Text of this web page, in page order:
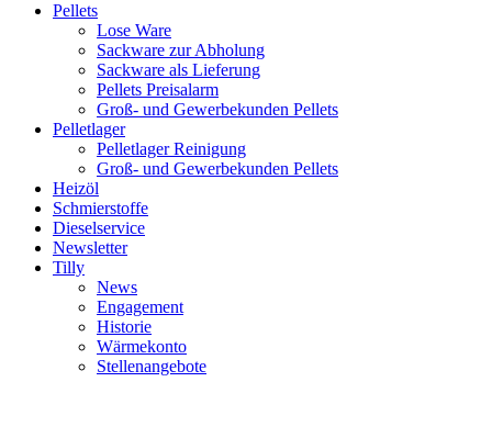
Pellets
Lose Ware
Sackware zur Abholung
Sackware als Lieferung
Pellets Preisalarm
Groß- und Gewerbekunden Pellets
Pelletlager
Pelletlager Reinigung
Groß- und Gewerbekunden Pellets
Heizöl
Schmierstoffe
Dieselservice
Newsletter
Tilly
News
Engagement
Historie
Wärmekonto
Stellenangebote